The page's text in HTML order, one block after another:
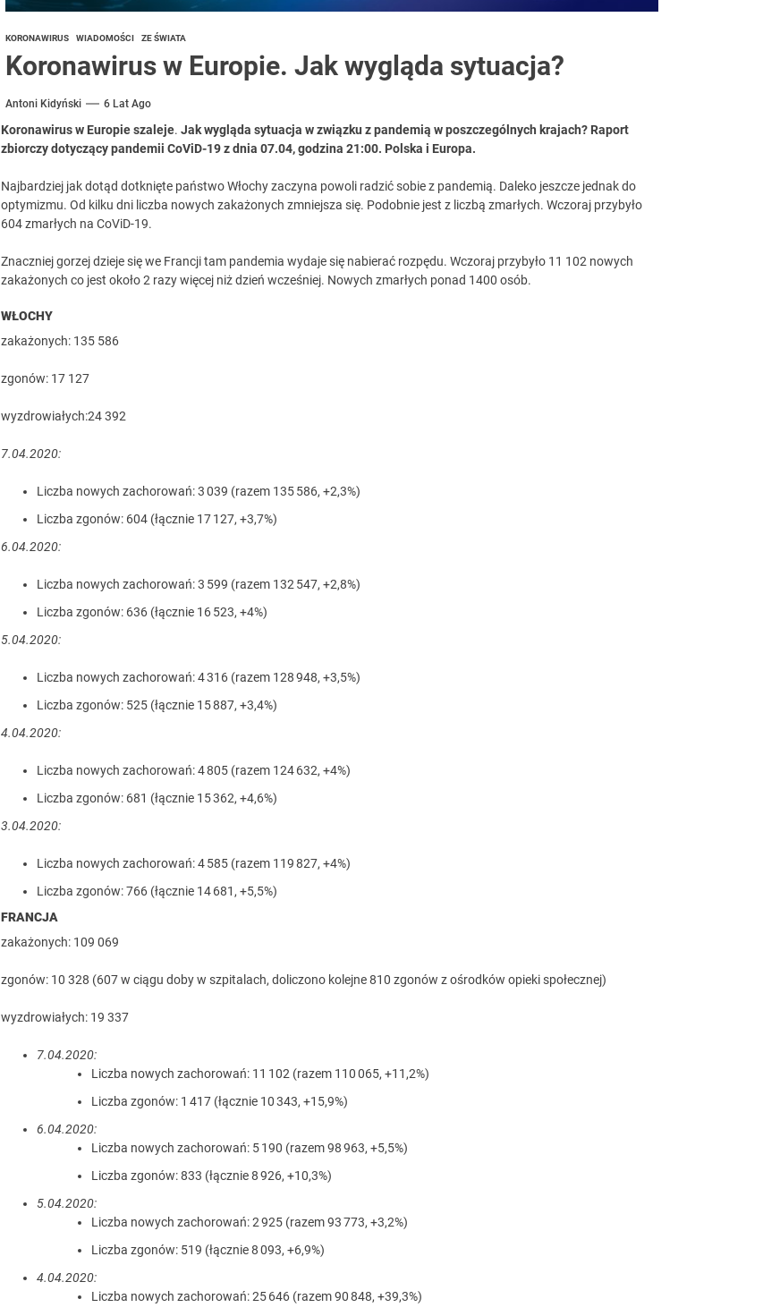
KORONAWIRUS WIADOMOŚCI ZE ŚWIATA
Koronawirus w Europie. Jak wygląda sytuacja?
Antoni Kidyński 6 Lat Ago
Koronawirus w Europie szaleje. Jak wygląda sytuacja w związku z pandemią w poszczególnych krajach? Raport
zbiorczy dotyczący pandemii CoViD-19 z dnia 07.04, godzina 21:00. Polska i Europa.
Najbardziej jak dotąd dotknięte państwo Włochy zaczyna powoli radzić sobie z pandemią. Daleko jeszcze jednak do
optymizmu. Od kilku dni liczba nowych zakażonych zmniejsza się. Podobnie jest z liczbą zmarłych. Wczoraj przybyło
604 zmarłych na CoViD-19.
Znaczniej gorzej dzieje się we Francji tam pandemia wydaje się nabierać rozpędu. Wczoraj przybyło 11 102 nowych
zakażonych co jest około 2 razy więcej niż dzień wcześniej. Nowych zmarłych ponad 1400 osób.
WŁOCHY
zakażonych: 135 586
zgonów: 17 127
wyzdrowiałych:24 392
7.04.2020:
Liczba nowych zachorowań: 3 039 (razem 135 586, +2,3%)
Liczba zgonów: 604 (łącznie 17 127, +3,7%)
6.04.2020:
Liczba nowych zachorowań: 3 599 (razem 132 547, +2,8%)
Liczba zgonów: 636 (łącznie 16 523, +4%)
5.04.2020:
Liczba nowych zachorowań: 4 316 (razem 128 948, +3,5%)
Liczba zgonów: 525 (łącznie 15 887, +3,4%)
4.04.2020:
Liczba nowych zachorowań: 4 805 (razem 124 632, +4%)
Liczba zgonów: 681 (łącznie 15 362, +4,6%)
3.04.2020:
Liczba nowych zachorowań: 4 585 (razem 119 827, +4%)
Liczba zgonów: 766 (łącznie 14 681, +5,5%)
FRANCJA
zakażonych: 109 069
zgonów: 10 328 (607 w ciągu doby w szpitalach, doliczono kolejne 810 zgonów z ośrodków opieki społecznej)
wyzdrowiałych: 19 337
7.04.2020:
Liczba nowych zachorowań: 11 102 (razem 110 065, +11,2%)
Liczba zgonów: 1 417 (łącznie 10 343, +15,9%)
6.04.2020:
Liczba nowych zachorowań: 5 190 (razem 98 963, +5,5%)
Liczba zgonów: 833 (łącznie 8 926, +10,3%)
5.04.2020:
Liczba nowych zachorowań: 2 925 (razem 93 773, +3,2%)
Liczba zgonów: 519 (łącznie 8 093, +6,9%)
4.04.2020:
Liczba nowych zachorowań: 25 646 (razem 90 848, +39,3%)